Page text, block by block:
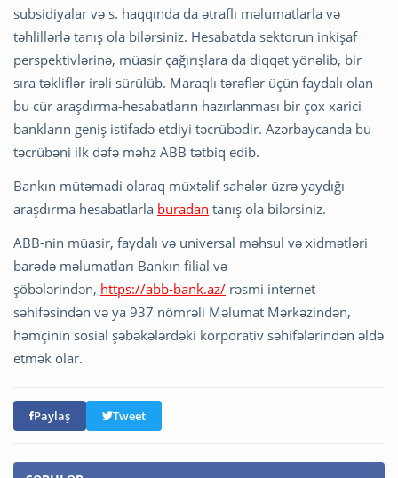
subsidiyalar və s. haqqında da ətraflı məlumatlarla və
təhlillərlə tanış ola bilərsiniz. Hesabatda sektorun inkişaf
perspektivlərinə, müasir çağırışlara da diqqət yönəlib, bir
sıra təkliflər irəli sürülüb. Maraqlı tərəflər üçün faydalı olan
bu cür araşdırma-hesabatların hazırlanması bir çox xarici
bankların geniş istifadə etdiyi təcrübədir. Azərbaycanda bu
təcrübəni ilk dəfə məhz ABB tətbiq edib.
Bankın mütəmadi olaraq müxtəlif sahələr üzrə yaydığı
araşdırma hesabatlarla buradan tanış ola bilərsiniz.
ABB-nin müasir, faydalı və universal məhsul və xidmətləri
barədə məlumatları Bankın filial və
şöbələrindən, https://abb-bank.az/ rəsmi internet
səhifəsindən və ya 937 nömrəli Məlumat Mərkəzindən,
həmçinin sosial şəbəkələrdəki korporativ səhifələrindən əldə
etmək olar.
Paylaş Tweet